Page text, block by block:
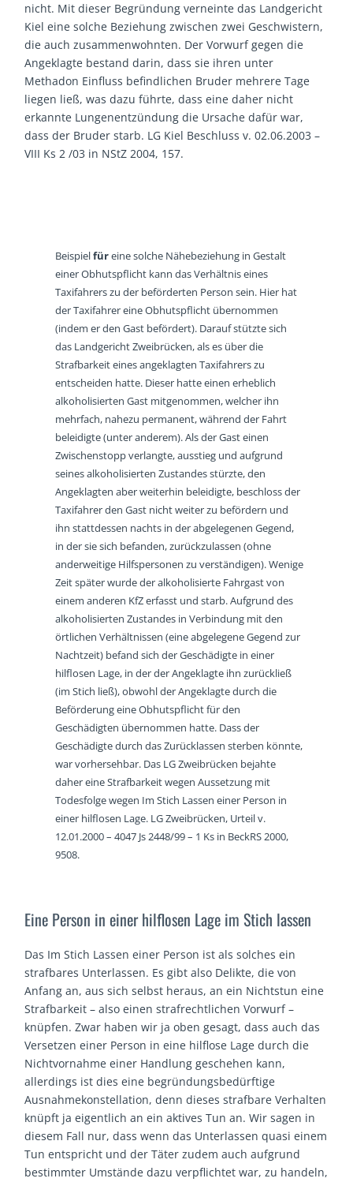
nicht. Mit dieser Begründung verneinte das Landgericht
Kiel eine solche Beziehung zwischen zwei Geschwistern,
die auch zusammenwohnten. Der Vorwurf gegen die
Angeklagte bestand darin, dass sie ihren unter
Methadon Einfluss befindlichen Bruder mehrere Tage
liegen ließ, was dazu führte, dass eine daher nicht
erkannte Lungenentzündung die Ursache dafür war,
dass der Bruder starb. LG Kiel Beschluss v. 02.06.2003 –
VIII Ks 2 /03 in NStZ 2004, 157.
Beispielfüreine solche Nähebeziehung in Gestalt
einer Obhutspflicht kann das Verhältnis eines
Taxifahrers zu der beförderten Person sein. Hier hat
der Taxifahrer eine Obhutspflicht übernommen
(indem er den Gast befördert). Darauf stützte sich
das Landgericht Zweibrücken, als es über die
Strafbarkeit eines angeklagten Taxifahrers zu
entscheiden hatte. Dieser hatte einen erheblich
alkoholisierten Gast mitgenommen, welcher ihn
mehrfach, nahezu permanent, während der Fahrt
beleidigte (unter anderem). Als der Gast einen
Zwischenstopp verlangte, ausstieg und aufgrund
seines alkoholisierten Zustandes stürzte, den
Angeklagten aber weiterhin beleidigte, beschloss der
Taxifahrer den Gast nicht weiter zu befördern und
ihn stattdessen nachts in der abgelegenen Gegend,
in der sie sich befanden, zurückzulassen (ohne
anderweitige Hilfspersonen zu verständigen). Wenige
Zeit später wurde der alkoholisierte Fahrgast von
einem anderen KfZ erfasst und starb. Aufgrund des
alkoholisierten Zustandes in Verbindung mit den
örtlichen Verhältnissen (eine abgelegene Gegend zur
Nachtzeit) befand sich der Geschädigte in einer
hilflosen Lage, in der der Angeklagte ihn zurückließ
(im Stich ließ), obwohl der Angeklagte durch die
Beförderung eine Obhutspflicht für den
Geschädigten übernommen hatte. Dass der
Geschädigte durch das Zurücklassen sterben könnte,
war vorhersehbar. Das LG Zweibrücken bejahte
daher eine Strafbarkeit wegen Aussetzung mit
Todesfolge wegen Im Stich Lassen einer Person in
einer hilflosen Lage. LG Zweibrücken, Urteil v.
12.01.2000 – 4047 Js 2448/99 – 1 Ks in BeckRS 2000,
9508.
Eine Person in einer hilflosen Lage im Stich lassen
Das Im Stich Lassen einer Person ist als solches ein
strafbares Unterlassen. Es gibt also Delikte, die von
Anfang an, aus sich selbst heraus, an ein Nichtstun eine
Strafbarkeit – also einen strafrechtlichen Vorwurf –
knüpfen. Zwar haben wir ja oben gesagt, dass auch das
Versetzen einer Person in eine hilflose Lage durch die
Nichtvornahme einer Handlung geschehen kann,
allerdings ist dies eine begründungsbedürftige
Ausnahmekonstellation, denn dieses strafbare Verhalten
knüpft ja eigentlich an ein aktives Tun an. Wir sagen in
diesem Fall nur, dass wenn das Unterlassen quasi einem
Tun entspricht und der Täter zudem auch aufgrund
bestimmter Umstände dazu verpflichtet war, zu handeln,